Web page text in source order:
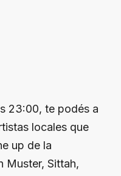
23:00, te podés a
locales que
up de la
Muster, Sittah,